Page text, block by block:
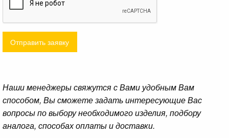
Отправить заявку
Наши менеджеры свяжутся с Вами удобным Вам
способом, Вы сможете задать интересующие Вас
вопросы по выбору необходимого изделия, подбору
аналога, способах оплаты и доставки.